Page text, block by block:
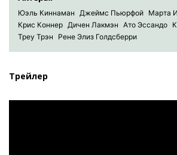
Юэль Киннаман Джеймс Пьюрфой Марта
Крис Коннер Дичен Лакмэн Ато Эссандо
Треу Трэн
Рене Элиз Голдсберри
Трейлер